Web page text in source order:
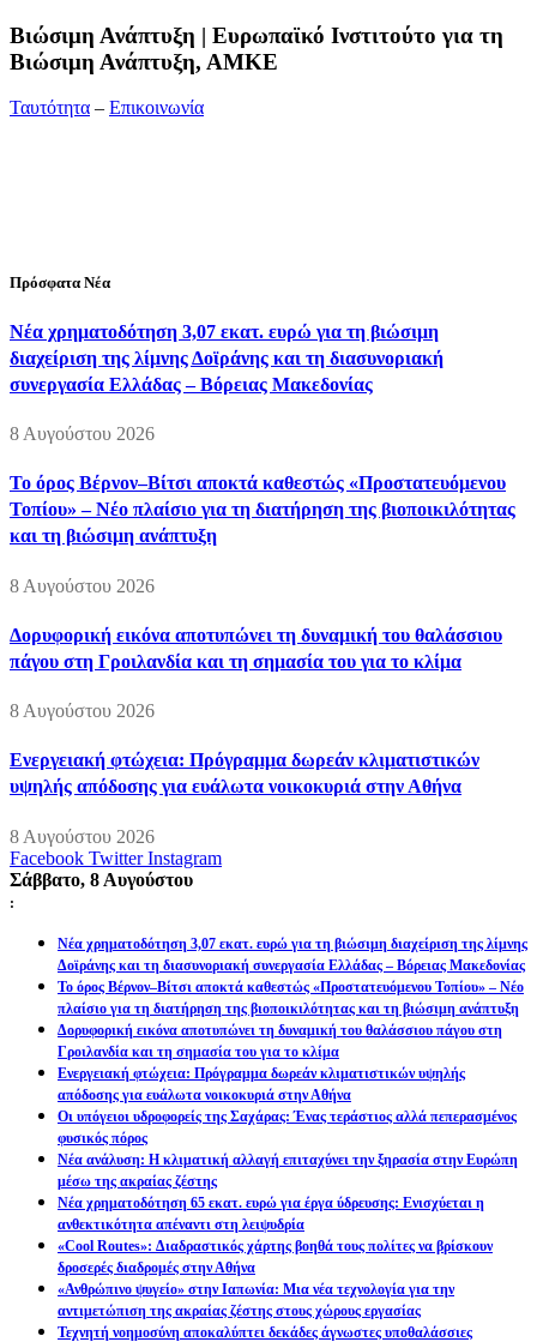
Bιώσιμη Ανάπτυξη | Ευρωπαϊκό Ινστιτούτο για τη
Βιώσιμη Ανάπτυξη, ΑΜΚΕ
Ταυτότητα – Επικοινωνία
Πρόσφατα Νέα
Νέα χρηματοδότηση 3,07 εκατ. ευρώ για τη βιώσιμη
διαχείριση της λίμνης Δοϊράνης και τη διασυνοριακή
συνεργασία Ελλάδας – Βόρειας Μακεδονίας
8 Αυγούστου 2026
Το όρος Βέρνον–Βίτσι αποκτά καθεστώς «Προστατευόμενου
Τοπίου» – Νέο πλαίσιο για τη διατήρηση της βιοποικιλότητας
και τη βιώσιμη ανάπτυξη
8 Αυγούστου 2026
Δορυφορική εικόνα αποτυπώνει τη δυναμική του θαλάσσιου
πάγου στη Γροιλανδία και τη σημασία του για το κλίμα
8 Αυγούστου 2026
Ενεργειακή φτώχεια: Πρόγραμμα δωρεάν κλιματιστικών
υψηλής απόδοσης για ευάλωτα νοικοκυριά στην Αθήνα
8 Αυγούστου 2026
Facebook Twitter Instagram
Σάββατο, 8 Αυγούστου
:
Νέα χρηματοδότηση 3,07 εκατ. ευρώ για τη βιώσιμη διαχείριση της λίμνης
Δοϊράνης και τη διασυνοριακή συνεργασία Ελλάδας – Βόρειας Μακεδονίας
Το όρος Βέρνον–Βίτσι αποκτά καθεστώς «Προστατευόμενου Τοπίου» – Νέο
πλαίσιο για τη διατήρηση της βιοποικιλότητας και τη βιώσιμη ανάπτυξη
Δορυφορική εικόνα αποτυπώνει τη δυναμική του θαλάσσιου πάγου στη
Γροιλανδία και τη σημασία του για το κλίμα
Ενεργειακή φτώχεια: Πρόγραμμα δωρεάν κλιματιστικών υψηλής
απόδοσης για ευάλωτα νοικοκυριά στην Αθήνα
Οι υπόγειοι υδροφορείς της Σαχάρας: Ένας τεράστιος αλλά πεπερασμένος
φυσικός πόρος
Νέα ανάλυση: Η κλιματική αλλαγή επιταχύνει την ξηρασία στην Ευρώπη
μέσω της ακραίας ζέστης
Νέα χρηματοδότηση 65 εκατ. ευρώ για έργα ύδρευσης: Ενισχύεται η
ανθεκτικότητα απέναντι στη λειψυδρία
«Cool Routes»: Διαδραστικός χάρτης βοηθά τους πολίτες να βρίσκουν
δροσερές διαδρομές στην Αθήνα
«Ανθρώπινο ψυγείο» στην Ιαπωνία: Μια νέα τεχνολογία για την
αντιμετώπιση της ακραίας ζέστης στους χώρους εργασίας
Τεχνητή νοημοσύνη αποκαλύπτει δεκάδες άγνωστες υποθαλάσσιες